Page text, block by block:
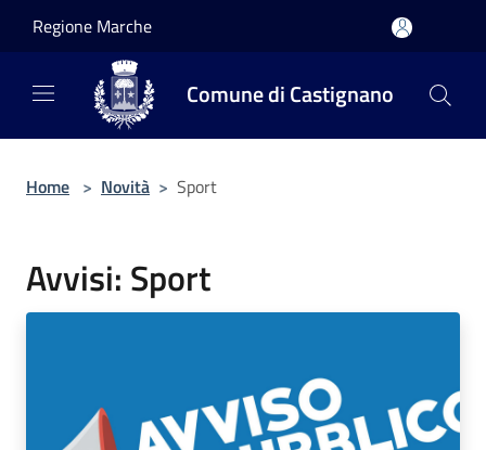
Regione Marche
Comune di Castignano
Home > Novità > Sport
Avvisi: Sport